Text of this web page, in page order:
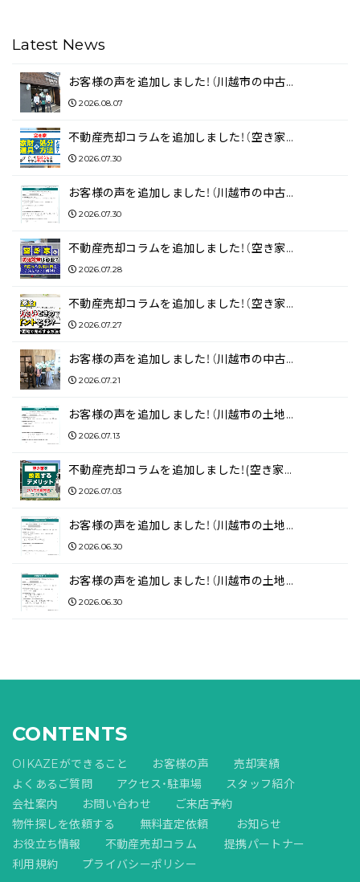
Latest News
お客様の声を追加しました！（川越市の中古…
2026.08.07
不動産売却コラムを追加しました！（空き家…
2026.07.30
お客様の声を追加しました！（川越市の中古…
2026.07.30
不動産売却コラムを追加しました！（空き家…
2026.07.28
不動産売却コラムを追加しました！（空き家…
2026.07.27
お客様の声を追加しました！（川越市の中古…
2026.07.21
お客様の声を追加しました！（川越市の土地…
2026.07.13
不動産売却コラムを追加しました！(空き家…
2026.07.03
お客様の声を追加しました！（川越市の土地…
2026.06.30
お客様の声を追加しました！（川越市の土地…
2026.06.30
CONTENTS
OIKAZEができること お客様の声
売却実績
よくあるご質問
アクセス・駐車場
スタッフ紹介
会社案内
お問い合わせ
ご来店予約
物件探しを依頼する
無料査定依頼
お知らせ
お役立ち情報
不動産売却コラム
提携パートナー
利用規約
プライバシーポリシー